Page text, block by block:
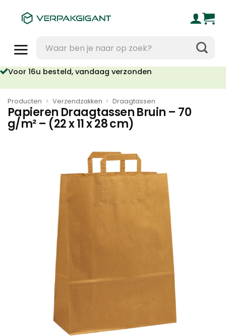
naar:
Voor 16u besteld, vandaag verzonden
Producten > Verzendzakken > Draagtassen
Papieren Draagtassen Bruin – 70
g/m² – (22 x 11 x 28 cm)